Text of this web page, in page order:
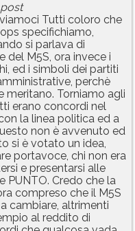
Tutti coloro che
specifichiamo,
si parlava di
del M5S, ora invece i
ed i simboli dei partiti
perchè
meritano. Torniamo agli
erano concordi nel
la linea politica ed a
non è avvenuto ed
si è votato un idea,
portavoce, chi non era
e presentarsi alle
PUNTO. Credo che la
compreso che il M5S
cambiare, altrimenti
al reddito di